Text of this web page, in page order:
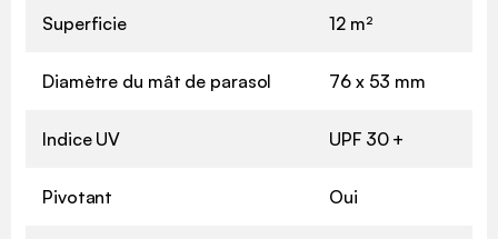
Superficie 12 m²
Diamètre du mât de parasol 76 x 53 mm
Indice UV UPF 30 +
Pivotant Oui